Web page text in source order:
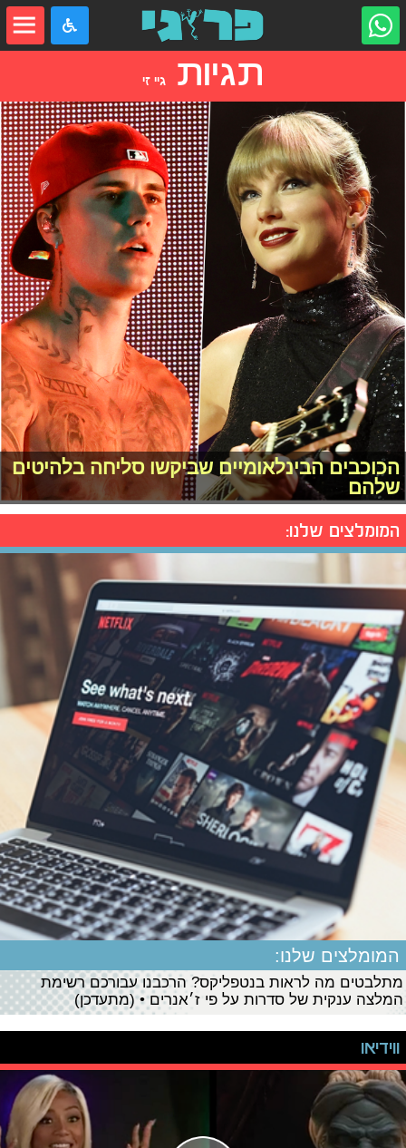
תגיות גיי זי
הכוכבים הבינלאומיים שביקשו סליחה בלהיטים
שלהם
המומלצים שלנו:
המומלצים שלנו:
מתלבטים מה לראות בנטפליקס? הרכבנו עבורכם רשימת
המלצה ענקית של סדרות על פי ז׳אנרים • (מתעדכן)
ווידיאו